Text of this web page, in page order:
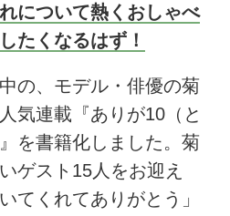
について熱くおしゃべ
たくなるはず！
の、モデル・俳優の菊
気連載『ありが10（と
を書籍化しました。菊
ゲスト15人をお迎え
てくれてありがとう」